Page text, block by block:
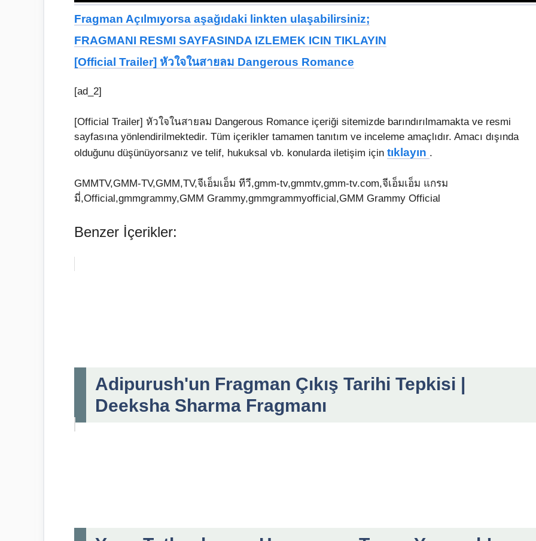
Fragman Açılmıyorsa aşağıdaki linkten ulaşabilirsiniz;
FRAGMANI RESMI SAYFASINDA IZLEMEK ICIN TIKLAYIN
[Official Trailer] หัวใจในสายลม Dangerous Romance
[ad_2]
[Official Trailer] หัวใจในสายลม Dangerous Romance içeriği sitemizde barındırılmamakta ve resmi
sayfasına yönlendirilmektedir. Tüm içerikler tamamen tanıtım ve inceleme amaçlıdır. Amacı dışında
olduğunu düşünüyorsanız ve telif, hukuksal vb. konularda iletişim için tıklayın .
GMMTV,GMM-TV,GMM,TV,จีเอ็มเอ็ม ทีวี,gmm-tv,gmmtv,gmm-tv.com,จีเอ็มเอ็ม แกรม
มี่,Official,gmmgrammy,GMM Grammy,gmmgrammyofficial,GMM Grammy Official
Benzer İçerikler:
Adipurush'un Fragman Çıkış Tarihi Tepkisi |
Deeksha Sharma Fragmanı